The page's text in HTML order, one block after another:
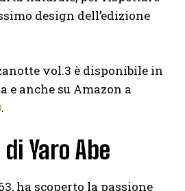
design dell’edizione
vol.3 è disponibile in
e anche su Amazon a
.
Yaro Abe
ha scoperto la passione